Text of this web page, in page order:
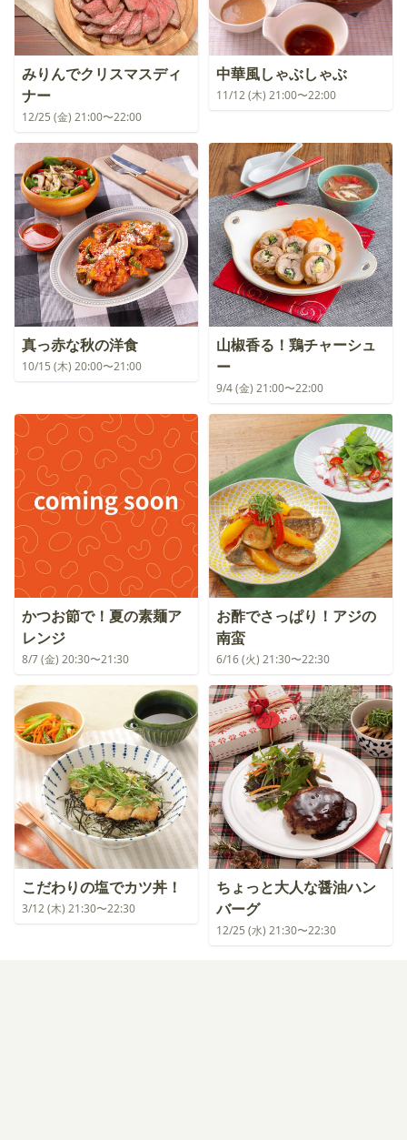
みりんでクリスマスディ
ナー
12/25 (金) 21:00〜22:00
中華風しゃぶしゃぶ
11/12 (木) 21:00〜22:00
真っ赤な秋の洋食
10/15 (木) 20:00〜21:00
山椒香る！鶏チャーシュ
ー
9/4 (金) 21:00〜22:00
かつお節で！夏の素麺ア
レンジ
8/7 (金) 20:30〜21:30
お酢でさっぱり！アジの
南蛮
6/16 (火) 21:30〜22:30
こだわりの塩でカツ丼！
3/12 (木) 21:30〜22:30
ちょっと大人な醤油ハン
バーグ
12/25 (水) 21:30〜22:30